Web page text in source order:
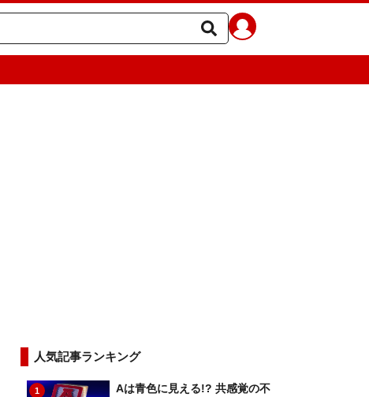
人気記事ランキング
1
Aは青色に見える!? 共感覚の不